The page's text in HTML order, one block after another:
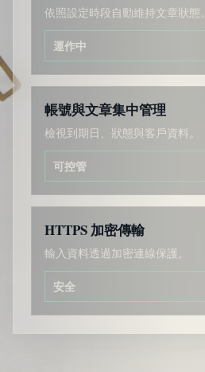
依照設定時段自動維持文章狀態。
運作中
帳號與文章集中管理
檢視到期日、狀態與客戶資料。
可控管
HTTPS 加密傳輸
輸入資料透過加密連線保護。
安全